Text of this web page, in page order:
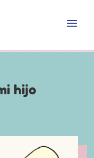
hijo